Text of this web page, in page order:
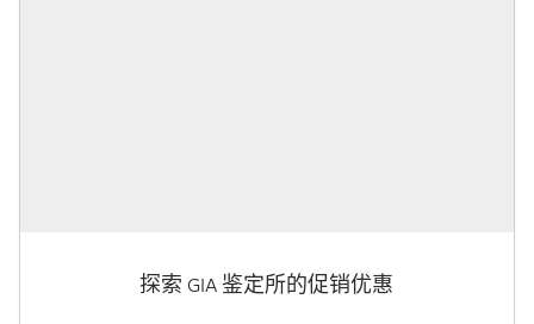
探索 GIA 鉴定所的促销优惠